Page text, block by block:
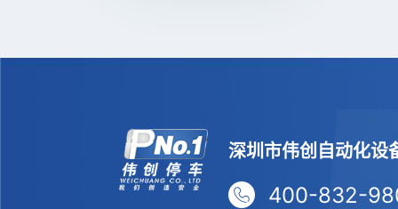
深圳市伟创自动化设
400-832-